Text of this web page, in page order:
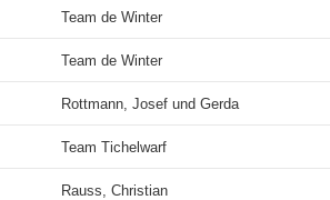
Team de Winter
Team de Winter
Rottmann, Josef und Gerda
Team Tichelwarf
Rauss, Christian